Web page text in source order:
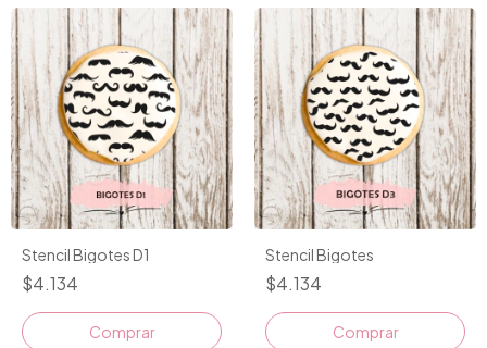
Stencil Bigotes D1
$4.134
Stencil Bigotes
$4.134